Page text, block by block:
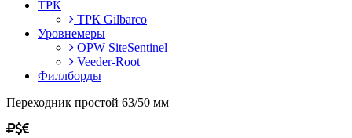
ТРК
ТРК Gilbarco
Уровнемеры
OPW SiteSentinel
Veeder-Root
Филлборды
Переходник простой 63/50 мм